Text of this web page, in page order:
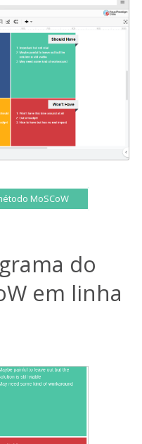
MoSCoW
do
em linha